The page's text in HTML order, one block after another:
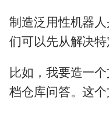
制造泛用性机器
们可以先从解决特
比如，我要造一
档仓库问答。这